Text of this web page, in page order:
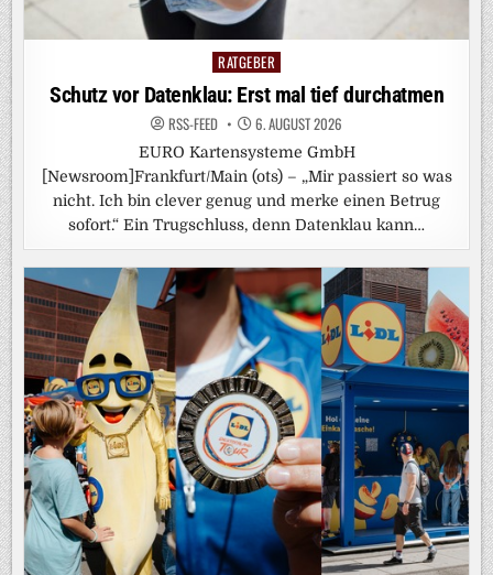
Posted
RATGEBER
Schutz vor Datenklau: Erst mal tief durchatmen
RSS-FEED 6. AUGUST 2026
EURO Kartensysteme GmbH
[Newsroom]Frankfurt/Main (ots) – „Mir passiert so was
nicht. Ich bin clever genug und merke einen Betrug
sofort.“ Ein Trugschluss, denn Datenklau kann…